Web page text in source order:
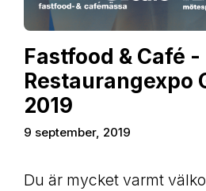
Fastfood & Café -
Restaurangexpo
2019
9 september, 2019
Du är mycket varmt